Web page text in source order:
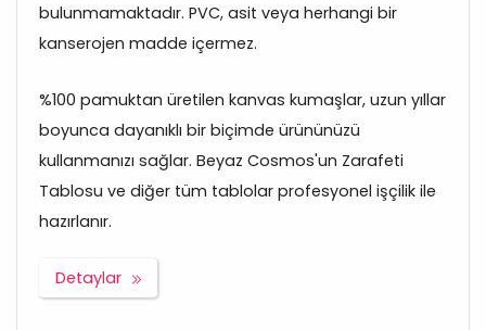
bulunmamaktadır. PVC, asit veya herhangi bir
kanserojen madde içermez.
%100 pamuktan üretilen kanvas kumaşlar, uzun yıllar
boyunca dayanıklı bir biçimde ürününüzü
kullanmanızı sağlar. Beyaz Cosmos'un Zarafeti
Tablosu ve diğer tüm tablolar profesyonel işçilik ile
hazırlanır.
Detaylar